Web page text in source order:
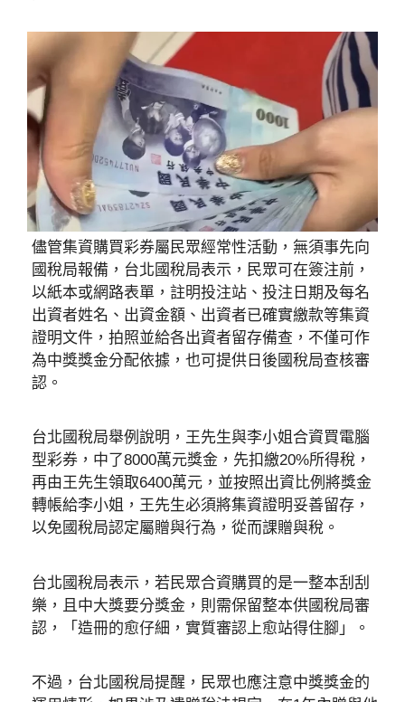
儘管集資購買彩券屬民眾經常性活動，無須事先向
國稅局報備，台北國稅局表示，民眾可在簽注前，
以紙本或網路表單，註明投注站、投注日期及每名
出資者姓名、出資金額、出資者已確實繳款等集資
證明文件，拍照並給各出資者留存備查，不僅可作
為中獎獎金分配依據，也可提供日後國稅局查核審
認。
台北國稅局舉例說明，王先生與李小姐合資買電腦
型彩券，中了8000萬元獎金，先扣繳20%所得稅，
再由王先生領取6400萬元，並按照出資比例將獎金
轉帳給李小姐，王先生必須將集資證明妥善留存，
以免國稅局認定屬贈與行為，從而課贈與稅。
台北國稅局表示，若民眾合資購買的是一整本刮刮
樂，且中大獎要分獎金，則需保留整本供國稅局審
認，「造冊的愈仔細，實質審認上愈站得住腳」。
不過，台北國稅局提醒，民眾也應注意中獎獎金的